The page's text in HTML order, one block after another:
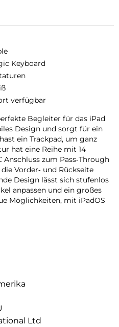
Keyboard
verfügbar
Begleiter für das iPad
Design und sorgt für ein
ein Trackpad, um ganz
hat eine Reihe mit 14
Anschluss zum Pass‑Through
Vorder‑ und Rückseite
Design lässt sich stufenlos
anpassen und ein großes
Möglichkeiten, mit iPadOS
Ltd